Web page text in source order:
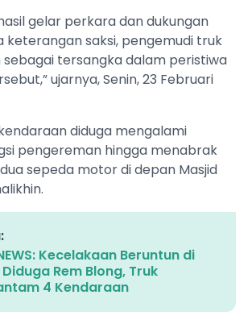
gelar perkara dan dukungan
keterangan saksi, pengemudi truk
tersangka dalam peristiwa
ujarnya, Senin, 23 Februari
diduga mengalami
pengereman hingga menabrak
sepeda motor di depan Masjid
Kecelakaan Beruntun di
Rem Blong, Truk
4 Kendaraan